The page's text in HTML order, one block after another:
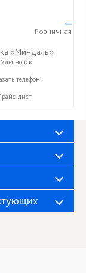
—
Розничная
«Миндаль»
630-62-82
телефон
лист